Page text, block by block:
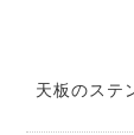
天板のステ